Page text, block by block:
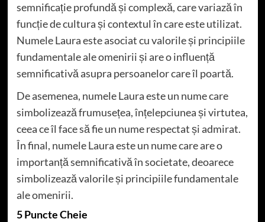
semnificație profundă și complexă, care variază în
funcție de cultura și contextul în care este utilizat.
Numele Laura este asociat cu valorile și principiile
fundamentale ale omenirii și are o influență
semnificativă asupra persoanelor care îl poartă.
De asemenea, numele Laura este un nume care
simbolizează frumusețea, înțelepciunea și virtutea,
ceea ce îl face să fie un nume respectat și admirat.
În final, numele Laura este un nume care are o
importanță semnificativă în societate, deoarece
simbolizează valorile și principiile fundamentale
ale omenirii.
5 Puncte Cheie